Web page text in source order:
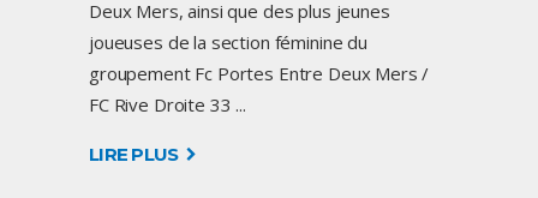
Deux Mers, ainsi que des plus jeunes
joueuses de la section féminine du
groupement Fc Portes Entre Deux Mers /
FC Rive Droite 33
LIRE PLUS